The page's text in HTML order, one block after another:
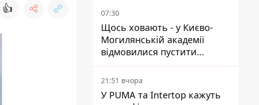
👍 07:30
Щось ховають - у Києво-
Могилянській академії
відмовилися пустити
комісію з охорони пам'яток
на територію
21:51 вчора
У PUMA та Intertop кажуть